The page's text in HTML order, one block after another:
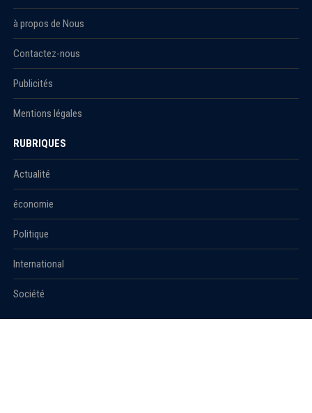
à propos de Nous
Contactez-nous
Publicités
Mentions légales
RUBRIQUES
Actualité
économie
Politique
International
Société